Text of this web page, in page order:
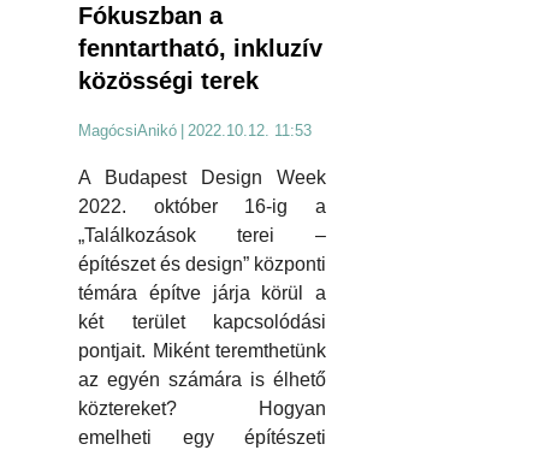
Fókuszban a
fenntartható, inkluzív
közösségi terek
MagócsiAnikó 2022.10.12. 11:53
A Budapest Design Week
2022. október 16-ig a
„Találkozások terei –
építészet és design” központi
témára építve járja körül a
két terület kapcsolódási
pontjait. Miként teremthetünk
az egyén számára is élhető
köztereket? Hogyan
emelheti egy építészeti